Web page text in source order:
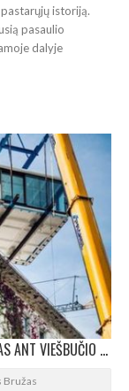
istoriją.
pasaulio
dalyje
„LOFTCUBE“ AUSTRIJOJE://NOMADIŠKAS NAMAS ANT VIEŠBUČIO STOGO
Bružas